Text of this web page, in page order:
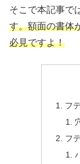
そこで本記事で
す。額面の書体
必見ですよ！
フ
フ